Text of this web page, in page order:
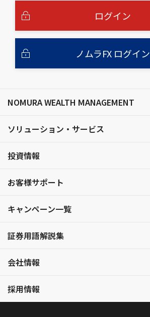
ログイン
ノムラFX ログイン
NOMURA WEALTH MANAGEMENT
ソリューション・サービス
投資情報
お客様サポート
キャンペーン一覧
証券用語解説集
会社情報
採用情報